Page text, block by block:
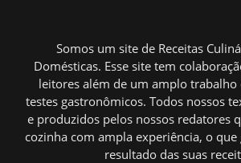
Somos um site de Receitas
Domésticas. Esse site tem
leitores além de um amplo trabalho
testes gastronômicos. Todos nossos
e produzidos pelos nossos redatores
cozinha com ampla experiência, o
resultado das suas